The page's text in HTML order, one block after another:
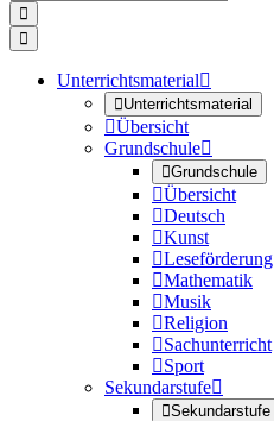


Unterrichtsmaterial
Unterrichtsmaterial
Übersicht
Grundschule
Grundschule
Übersicht
Deutsch
Kunst
Leseförderung
Mathematik
Musik
Religion
Sachunterricht
Sport
Sekundarstufe
Sekundarstufe